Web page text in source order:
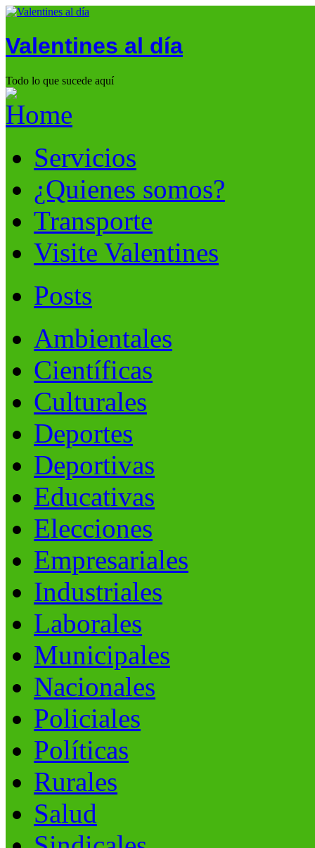
Valentines al día
Todo lo que sucede aquí
Servicios
¿Quienes somos?
Transporte
Visite Valentines
Posts
Ambientales
Científicas
Culturales
Deportes
Deportivas
Educativas
Elecciones
Empresariales
Industriales
Laborales
Municipales
Nacionales
Policiales
Políticas
Rurales
Salud